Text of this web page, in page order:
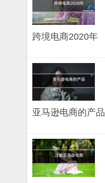
跨境电商2020年
亚马逊电商的产品